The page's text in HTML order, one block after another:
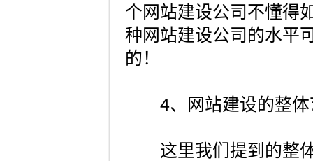
个网站建设公司不懂得
种网站建设公司的水平
的！
4、网站建设的整体
这里我们提到的整体